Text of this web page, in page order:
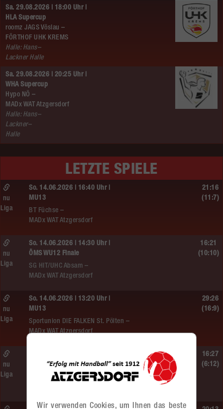
Sa. 29.08.2026 | 18:00 Uhr |
HLA Supercup
roomz JAGS Vöslau –
FÖRTHOF UHK KREMS
Halle: Hans–
Lackner Halle
Sa. 29.08.2026 | 20:25 Uhr |
WHA Supercup
Hypo NÖ –
MADx WAT Atzgersdorf
Halle: Hans–
Lackner–
Halle
LETZTE SPIELE
So. 14.06.2026 | 16:40 Uhr |
MU13
BT Füchse –
MADx WAT Atzgersdorf
nu
Liga
21:16
(11:7)
So. 14.06.2026 | 14:30 Uhr |
ÖMS WU12 Finale
SG HIT/UHC Absam –
MADx WAT Atzgersdorf
nu
Liga
16:21
(10:10)
So. 14.06.2026 | 13:20 Uhr |
MU13
Sportunion DIE FALKEN St. Pölten –
MADx WAT Atzgersdorf
nu
Liga
29:26
(16:9)
MADx WAT Atzgersdorf –
nu
Liga
16:27
(6:12)
Wir verwenden Cookies, um Ihnen das beste